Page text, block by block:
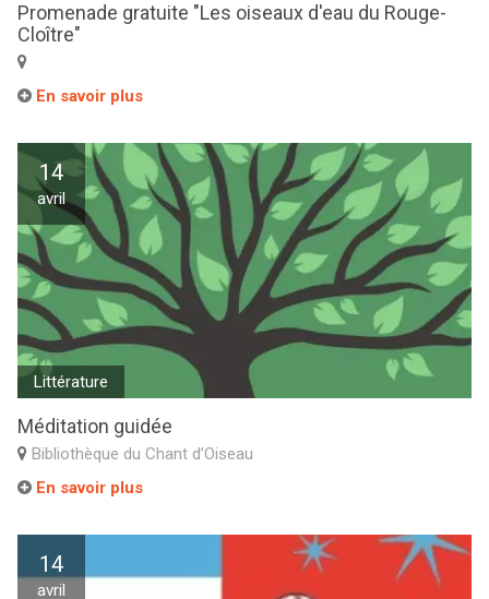
Promenade gratuite "Les oiseaux d'eau du Rouge-
Cloître"
En savoir plus
14
avril
Littérature
Méditation guidée
Bibliothèque du Chant d’Oiseau
En savoir plus
14
avril